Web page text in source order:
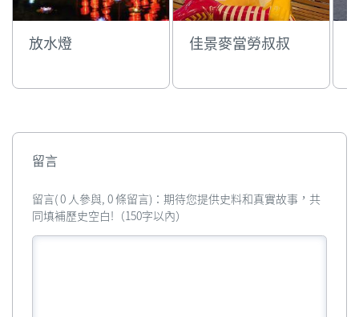
放水燈 佳景麥當勞叔叔
留言
留言( 0 人參與, 0 條留言)：期待您提供史料和真實故事，共
同填補歷史空白!（150字以內）